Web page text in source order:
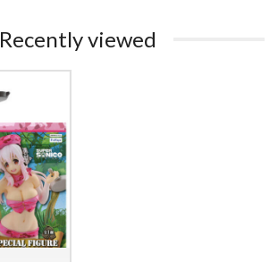
Recently viewed